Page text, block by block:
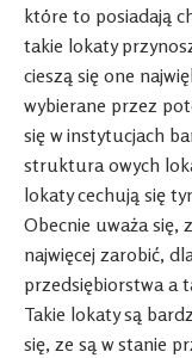
które to posiadają
takie lokaty
cieszą się one
wybierane przez
się w instytucjach
struktura owych
lokaty cechują się
Obecnie uważa się,
najwięcej zarobić,
przedsiębiorstwa a
Takie lokaty są
się, ze są w stanie